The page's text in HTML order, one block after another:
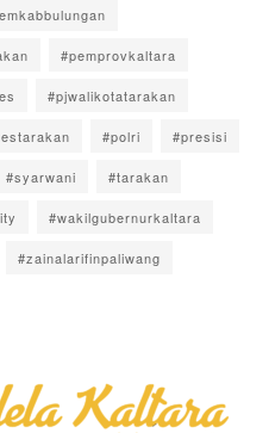
#pemprovkaltara
#pjwalikotatarakan
#polri #presisi
#syarwani #tarakan
#wakilgubernurkaltara
#zainalarifinpaliwang